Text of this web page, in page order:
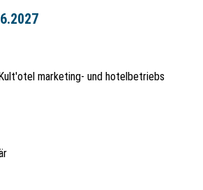
marketing- und hotelbetriebs